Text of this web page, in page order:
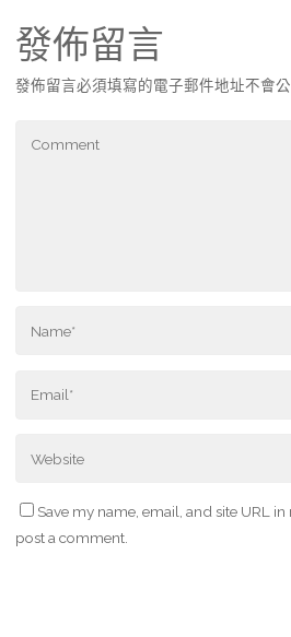
發佈留言
發佈留言必須填寫的電子郵件地址不會公
Save my name, email, and site URL
post a comment.